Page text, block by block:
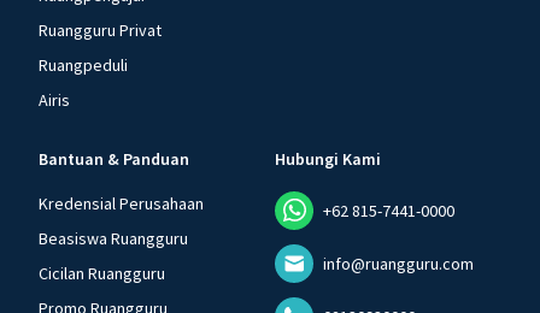
Ruangguru Privat
Ruangpeduli
Airis
Bantuan & Panduan
Kredensial Perusahaan
Beasiswa Ruangguru
Cicilan Ruangguru
Promo Ruangguru
Hubungi Kami
+62 815-7441-0000
info@ruangguru.com